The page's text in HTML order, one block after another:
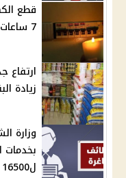
قطع
7 ساعات متواصله.. اعرف المواعيد والأماكن
زيادة
وزارة
بخدمات
ل16500 جنيه